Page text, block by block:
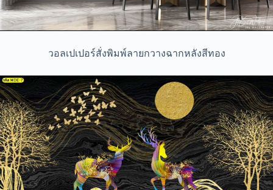
วอลเปเปอร์สั่งพิมพ์ลายกวางฉากหลังสีทอง